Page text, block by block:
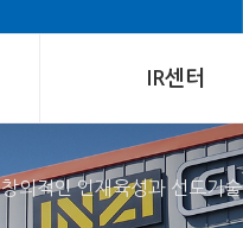
IR센터
창의적인 인재육성과 선도기